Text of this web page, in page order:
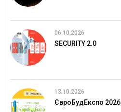
06.10.2026
SECURITY 2.0
13.10.2026
ЄвроБудЕкспо 2026